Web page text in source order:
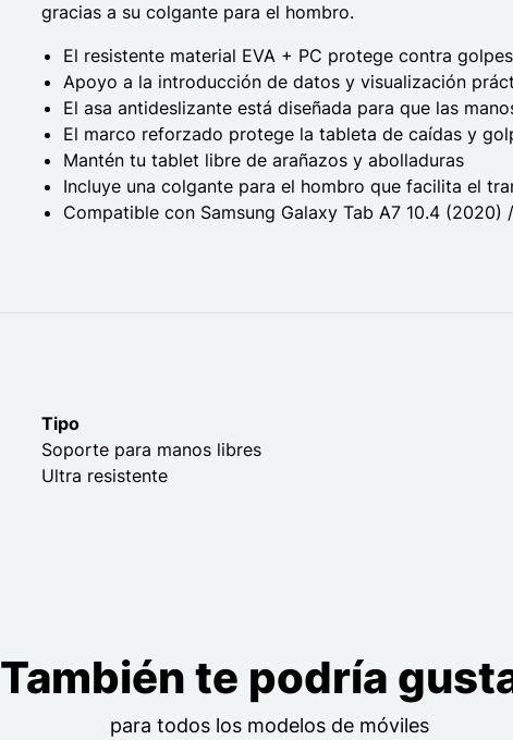
gracias a su colgante para el hombro.
El resistente material EVA + PC protege contra
Apoyo a la introducción de datos y visualización
El asa antideslizante está diseñada para que las
El marco reforzado protege la tableta de caídas y
Mantén tu tablet libre de arañazos y abolladuras
Incluye una colgante para el hombro que facilita el
Compatible con Samsung Galaxy Tab A7 10.4 (2020)
Tipo
Soporte para manos libres
Ultra resistente
También te podría
para todos los modelos de móviles